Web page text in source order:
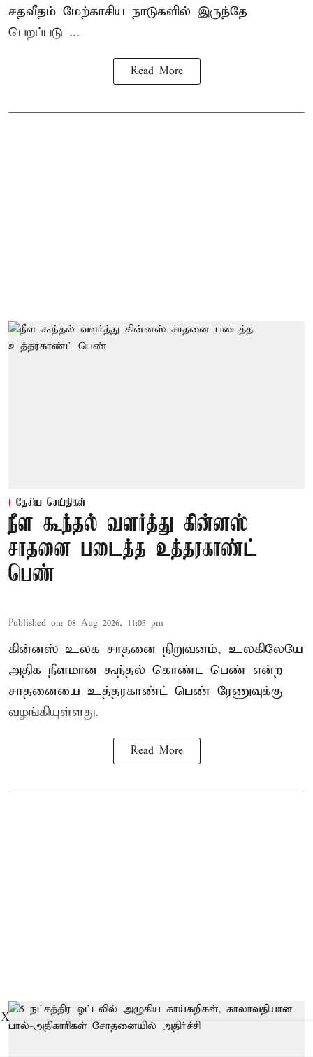
சதவீதம் மேற்காசிய நாடுகளில் இருந்தே
பெறப்படு ...
Read More
தேசிய செய்திகள்
நீள கூந்தல் வளர்த்து கின்னஸ்
சாதனை படைத்த உத்தரகாண்ட்
பெண்
Published on: 08 Aug 2026, 11:03 pm
கின்னஸ் உலக சாதனை நிறுவனம், உலகிலேயே
அதிக நீளமான கூந்தல் கொண்ட பெண் என்ற
சாதனையை உத்தரகாண்ட் பெண் ரேணுவுக்கு
வழங்கியுள்ளது.
Read More
X